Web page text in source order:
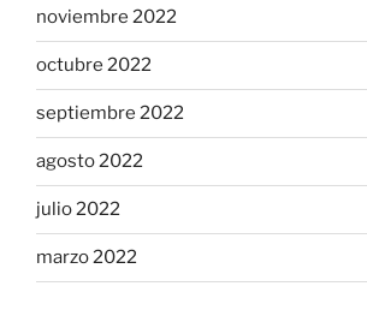
noviembre 2022
octubre 2022
septiembre 2022
agosto 2022
julio 2022
marzo 2022